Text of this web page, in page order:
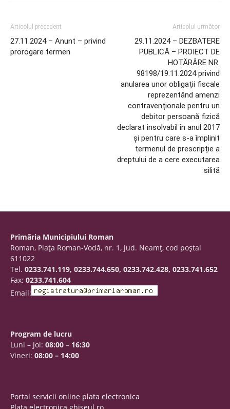
Articolul precedent
27.11.2024 – Anunt – privind
prorogare termen
Articolul următor
29.11.2024 – DEZBATERE
PUBLICĂ – PROIECT DE
HOTĂRÂRE NR.
98198/19.11.2024 privind
anularea unor obligații fiscale
reprezentând amenzi
contravenționale pentru un
debitor persoană fizică
declarat insolvabil în anul 2017
și pentru care s-a împlinit
termenul de prescripție a
dreptului de a cere executarea
silită
Primăria Municipiului Roman
Roman, Piaţa Roman-Vodă, nr. 1, jud. Neamţ, cod poştal
611022
Tel. 0233.741.119, 0233.744.650, 0233.742.428, 0233.741.652
Fax: 0233.741.604
Email:
Program de lucru
Luni – Joi: 08:00 – 16:30
Vineri: 08:00 – 14:00
Portal servicii online plata electronica